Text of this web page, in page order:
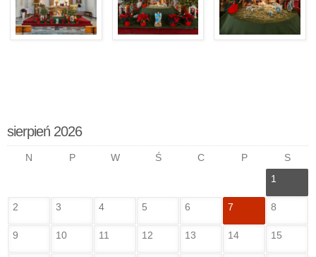
sierpień 2026
N P W Ś C P
S
1
2 3 4 5 6 7 8
9 10 11 12 13 14 15